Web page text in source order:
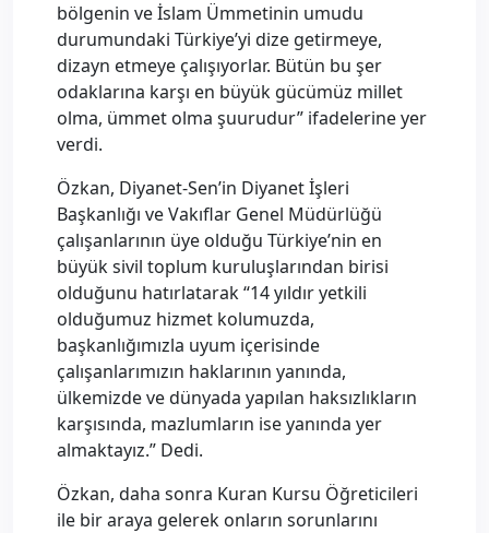
bölgenin ve İslam Ümmetinin umudu
durumundaki Türkiye’yi dize getirmeye,
dizayn etmeye çalışıyorlar. Bütün bu şer
odaklarına karşı en büyük gücümüz millet
olma, ümmet olma şuurudur” ifadelerine yer
verdi.
Özkan, Diyanet-Sen’in Diyanet İşleri
Başkanlığı ve Vakıflar Genel Müdürlüğü
çalışanlarının üye olduğu Türkiye’nin en
büyük sivil toplum kuruluşlarından birisi
olduğunu hatırlatarak “14 yıldır yetkili
olduğumuz hizmet kolumuzda,
başkanlığımızla uyum içerisinde
çalışanlarımızın haklarının yanında,
ülkemizde ve dünyada yapılan haksızlıkların
karşısında, mazlumların ise yanında yer
almaktayız.” Dedi.
Özkan, daha sonra Kuran Kursu Öğreticileri
ile bir araya gelerek onların sorunlarını